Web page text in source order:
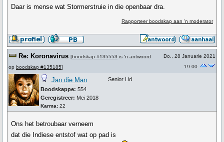
Daar is mense wat Stormerstruie in die openbaar dra.
Rapporteer boodskap aan 'n moderator
Re: Koronavirus [boodskap #135553 is 'n antwoord
op boodskap #135185]
Do., 28 Januarie 2021
19:00
Jan die Man
Boodskappe: 554
Geregistreer: Mei 2018
Karma: 22
Senior Lid
Ons het betroubaar verneem
dat die Indiese entstof wat op pad is